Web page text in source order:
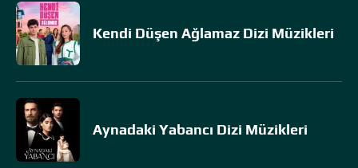
Kendi Düşen Ağlamaz Dizi Müzikleri
Aynadaki Yabancı Dizi Müzikleri